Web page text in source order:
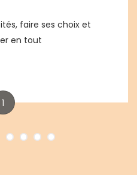
faire ses choix et
en tout
1